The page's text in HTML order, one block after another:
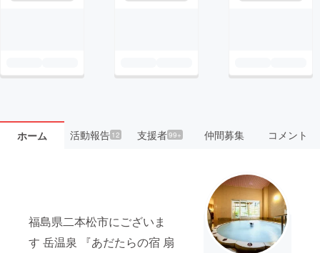
ホーム 活動報告12 支援者99+ 仲間募集 コメント
福島県二本松市にございま
す 岳温泉 『あだたらの宿 扇